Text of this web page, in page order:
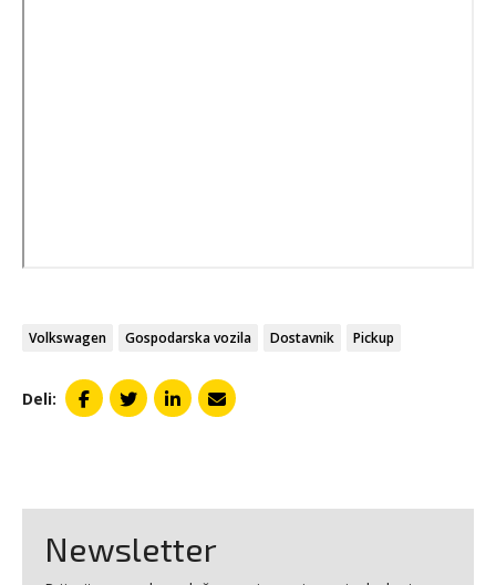
Volkswagen Gospodarska vozila Dostavnik Pickup
Deli:
Newsletter